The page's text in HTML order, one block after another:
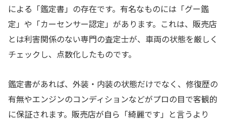
による「鑑定書」の存在です。有名なものには「グー鑑
定」や「カーセンサー認定」があります。これは、販売店
とは利害関係のない専門の査定士が、車両の状態を厳しく
チェックし、点数化したものです。
鑑定書があれば、外装・内装の状態だけでなく、修復歴の
有無やエンジンのコンディションなどがプロの目で客観的
に保証されます。販売店が自ら「綺麗です」と言うより